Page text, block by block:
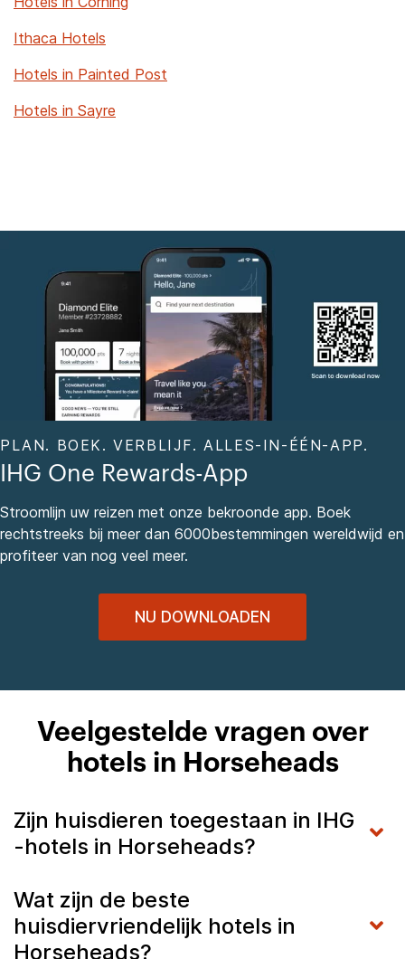
Ithaca Hotels
Hotels in Painted Post
Hotels in Sayre
PLAN. BOEK. VERBLIJF. ALLES-IN-ÉÉN-APP.
IHG One Rewards-App
Stroomlijn uw reizen met onze bekroonde app. Boek
rechtstreeks bij meer dan 6000bestemmingen wereldwijd en
profiteer van nog veel meer.
NU DOWNLOADEN
Veelgestelde vragen over
hotels in Horseheads
Zijn huisdieren toegestaan in IHG
-hotels in Horseheads?
Wat zijn de beste
huisdiervriendelijk hotels in
Horseheads?